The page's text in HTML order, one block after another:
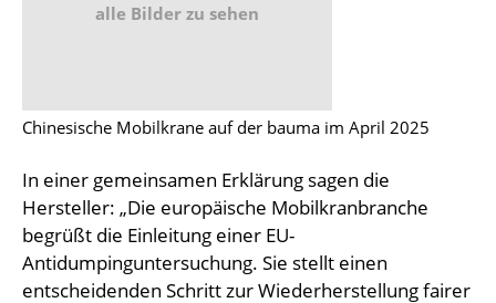
alle Bilder zu sehen
Chinesische Mobilkrane auf der bauma im April 2025
In einer gemeinsamen Erklärung sagen die
Hersteller: „Die europäische Mobilkranbranche
begrüßt die Einleitung einer EU-
Antidumpinguntersuchung. Sie stellt einen
entscheidenden Schritt zur Wiederherstellung fairer